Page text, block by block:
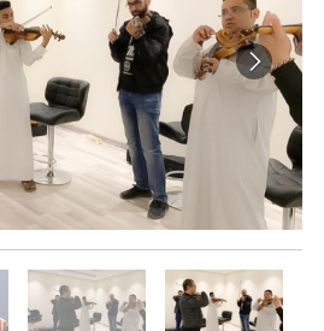
عازف الكمان "محمود سرور" خلال أول
السعوديين آلة الكمان
مطبخ سيدتي
مقالات الرأي
ستايل
تقارير
عروس سيدتي